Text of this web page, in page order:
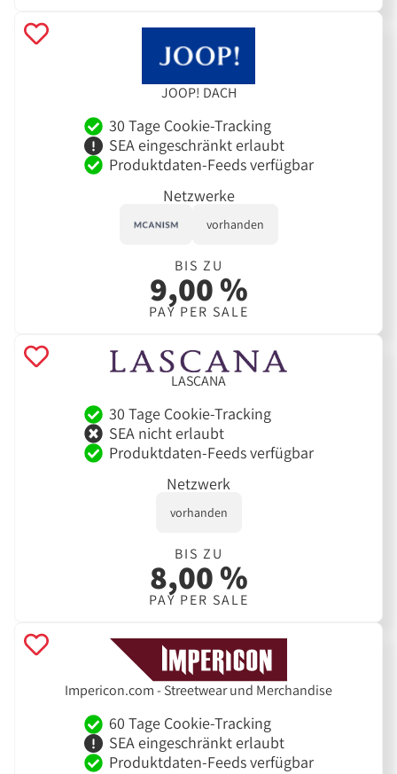
JOOP! DACH
30 Tage Cookie-Tracking
SEA eingeschränkt erlaubt
Produktdaten-Feeds verfügbar
Netzwerke
vorhanden
BIS ZU
9,00 %
PAY PER SALE
LASCANA
30 Tage Cookie-Tracking
SEA nicht erlaubt
Produktdaten-Feeds verfügbar
Netzwerk
vorhanden
BIS ZU
8,00 %
PAY PER SALE
Impericon.com - Streetwear und Merchandise
60 Tage Cookie-Tracking
SEA eingeschränkt erlaubt
Produktdaten-Feeds verfügbar